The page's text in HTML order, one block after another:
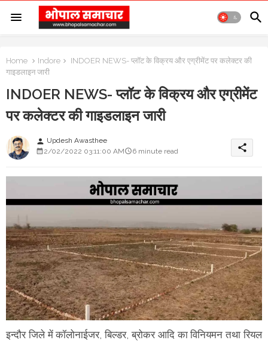
Home Indore
INDOER NEWS- प्लॉट के विक्रय और एग्रीमेंट पर कलेक्टर की
गाइडलाइन जारी
INDOER NEWS- प्लॉट के विक्रय और एग्रीमेंट
पर कलेक्टर की गाइडलाइन जारी
person Updesh Awasthee
2/02/2022 03:11:00 AM
6 minute read share
इन्दौर जिले में कॉलोनाईजर, बिल्डर, ब्रोकर आदि का विनियमन तथा रियल